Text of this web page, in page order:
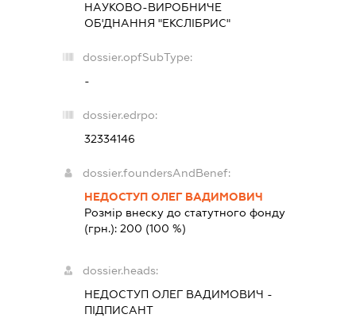
НАУКОВО-ВИРОБНИЧЕ
ОБ'ДНАННЯ "ЕКСЛІБРИС"
dossier.opfSubType:
-
dossier.edrpo:
32334146
dossier.foundersAndBenef:
НЕДОСТУП ОЛЕГ ВАДИМОВИЧ
Розмір внеску до статутного фонду
(грн.): 200 (100 %)
dossier.heads:
НЕДОСТУП ОЛЕГ ВАДИМОВИЧ -
ПІДПИСАНТ